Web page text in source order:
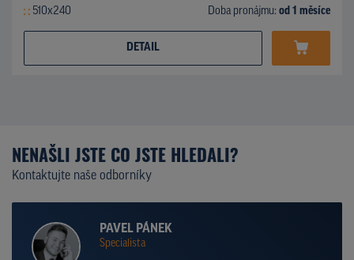
510x240 Doba pronájmu: od 1 měsíce
DETAIL
NENAŠLI JSTE CO JSTE HLEDALI?
Kontaktujte naše odborníky
PAVEL PÁNEK
Specialista